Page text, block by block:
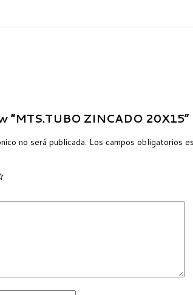
“MTS.TUBO ZINCADO 20X15”
no será publicada. Los campos obligatorios